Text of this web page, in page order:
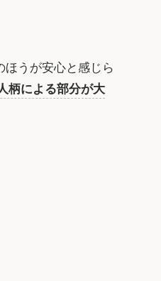
うが安心と感じら
柄による部分が大